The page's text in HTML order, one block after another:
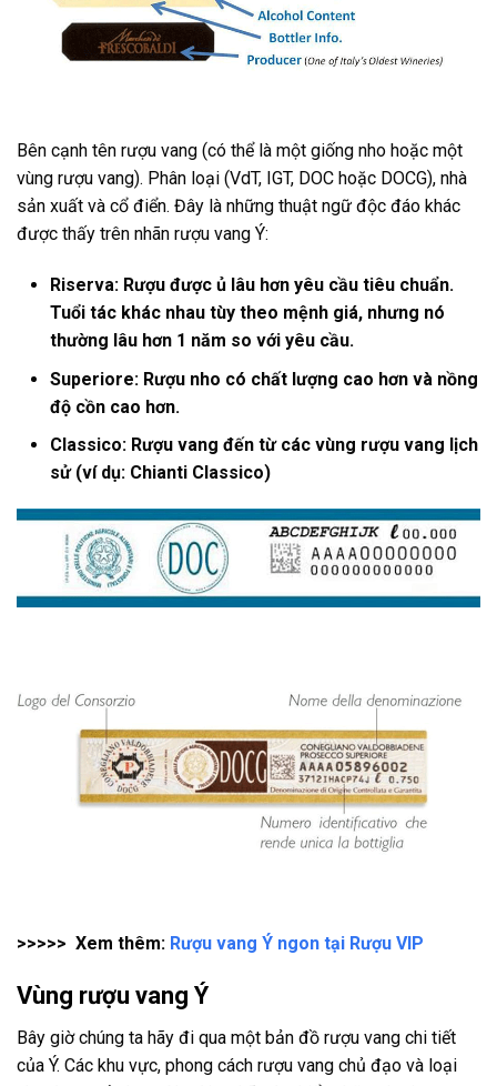
Bên cạnh tên rượu vang (có thể là một giống nho hoặc một
vùng rượu vang). Phân loại (VdT, IGT, DOC hoặc DOCG), nhà
sản xuất và cổ điển. Đây là những thuật ngữ độc đáo khác
được thấy trên nhãn rượu vang Ý:
Riserva: Rượu được ủ lâu hơn yêu cầu tiêu chuẩn.
Tuổi tác khác nhau tùy theo mệnh giá, nhưng nó
thường lâu hơn 1 năm so với yêu cầu.
Superiore: Rượu nho có chất lượng cao hơn và nồng
độ cồn cao hơn.
Classico: Rượu vang đến từ các vùng rượu vang lịch
sử (ví dụ: Chianti Classico)
>>>>> Xem thêm: Rượu vang Ý ngon tại Rượu VIP
Vùng rượu vang Ý
Bây giờ chúng ta hãy đi qua một bản đồ rượu vang chi tiết
của Ý. Các khu vực, phong cách rượu vang chủ đạo và loại